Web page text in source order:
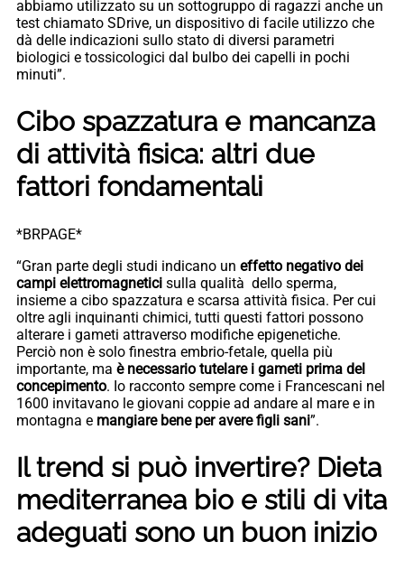
abbiamo utilizzato su un sottogruppo di ragazzi anche un
test chiamato SDrive, un dispositivo di facile utilizzo che
dà delle indicazioni sullo stato di diversi parametri
biologici e tossicologici dal bulbo dei capelli in pochi
minuti”.
Cibo spazzatura e mancanza
di attività fisica: altri due
fattori fondamentali
*BRPAGE*
“Gran parte degli studi indicano un effetto negativo dei
campi elettromagnetici sulla qualità dello sperma,
insieme a cibo spazzatura e scarsa attività fisica. Per cui
oltre agli inquinanti chimici, tutti questi fattori possono
alterare i gameti attraverso modifiche epigenetiche.
Perciò non è solo finestra embrio-fetale, quella più
importante, ma è necessario tutelare i gameti prima del
concepimento. Io racconto sempre come i Francescani nel
1600 invitavano le giovani coppie ad andare al mare e in
montagna e mangiare bene per avere figli sani”.
Il trend si può invertire? Dieta
mediterranea bio e stili di vita
adeguati sono un buon inizio